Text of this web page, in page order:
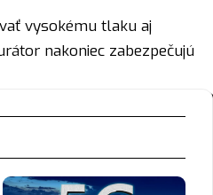
vysokému tlaku aj
nakoniec zabezpečujú